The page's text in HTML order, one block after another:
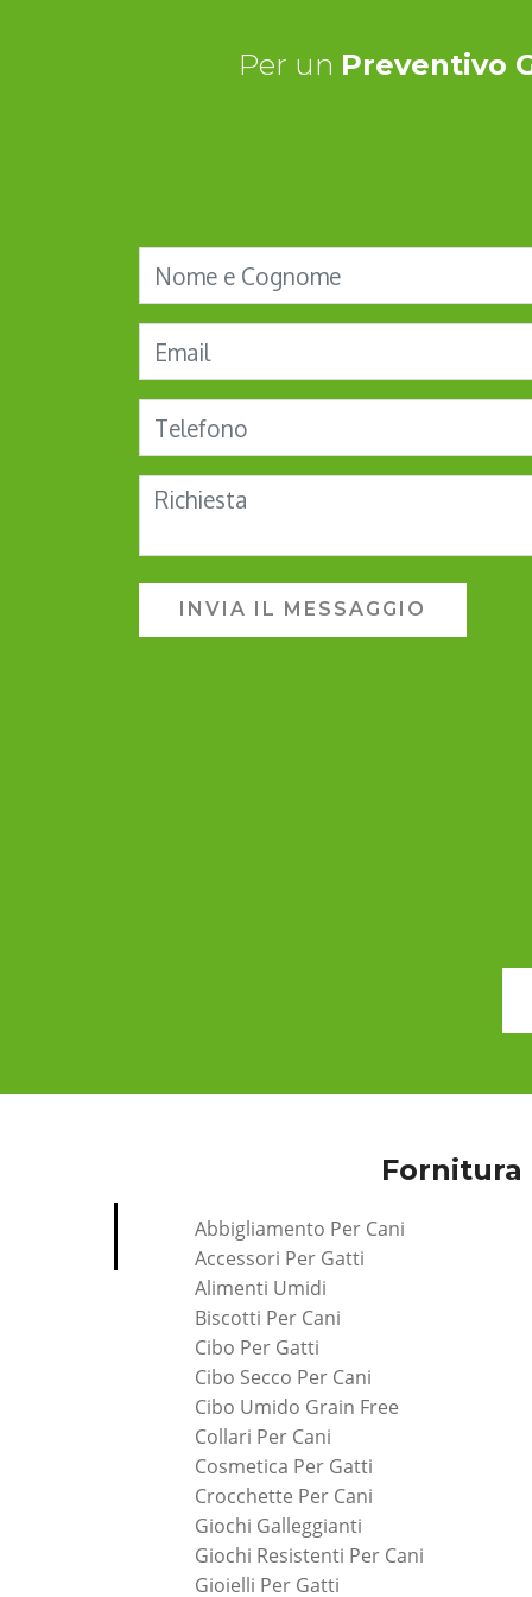
Per un Preventivo
INVIA IL MESSAGGIO
Abbigliamento Per Cani
Accessori Per Gatti
Alimenti Umidi
Biscotti Per Cani
Cibo Per Gatti
Cibo Secco Per Cani
Cibo Umido Grain Free
Collari Per Cani
Cosmetica Per Gatti
Crocchette Per Cani
Giochi Galleggianti
Giochi Resistenti Per Cani
Gioielli Per Gatti